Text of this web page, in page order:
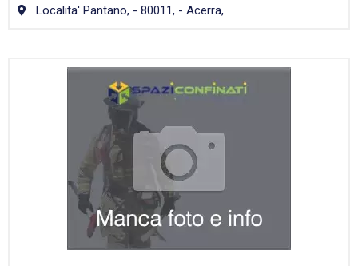
Localita' Pantano, - 80011, - Acerra,